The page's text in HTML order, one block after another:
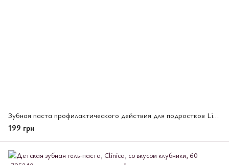
Зубная паста профилактического действия для подростков Lion Clinika junior, 60 гр (331681)
199 грн